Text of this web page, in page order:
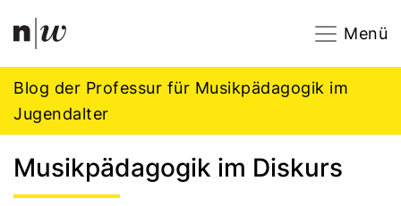
Navigation
Menü
Blog der Professur für Musikpädagogik im
Jugendalter
Musikpädagogik im Diskurs
Footer